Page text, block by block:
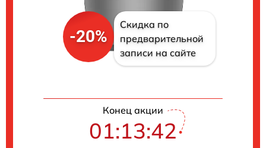
-20%
Скидка по
предварительной
записи на сайте
Конец акции
01:13:41